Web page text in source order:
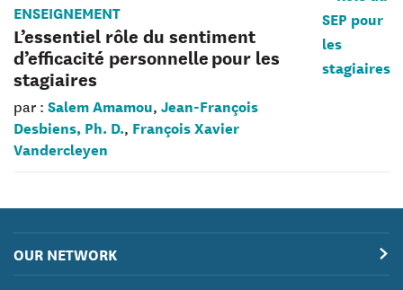
ENSEIGNEMENT
L’essentiel rôle du sentiment
d’efficacité personnelle pour les
stagiaires
par : Salem Amamou, Jean-François
Desbiens, Ph. D., François Xavier
Vandercleyen
OUR NETWORK